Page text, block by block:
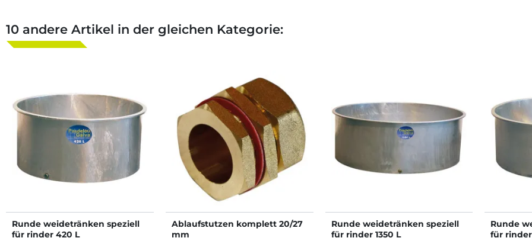
10 andere Artikel in der gleichen Kategorie:
Runde weidetränken speziell
für rinder 420 L
Ablaufstutzen komplett 20/27
mm
Runde weidetränken speziell
für rinder 1350 L
Runde
für